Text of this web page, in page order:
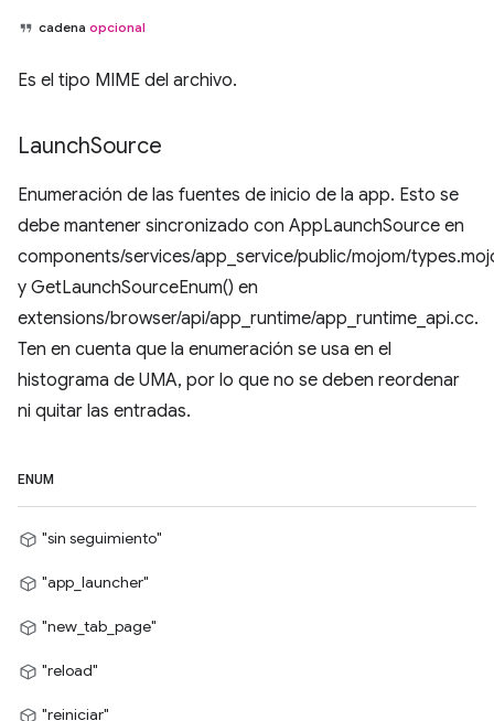
cadena opcional
Es el tipo MIME del archivo.
LaunchSource
Enumeración de las fuentes de inicio de la app. Esto se
debe mantener sincronizado con AppLaunchSource en
components/services/app_service/public/mojom/
y GetLaunchSourceEnum() en
extensions/browser/api/app_runtime/app_runtime_api.cc.
Ten en cuenta que la enumeración se usa en el
histograma de UMA, por lo que no se deben reordenar
ni quitar las entradas.
ENUM
"sin seguimiento"
"app_launcher"
"new_tab_page"
"reload"
"reiniciar"